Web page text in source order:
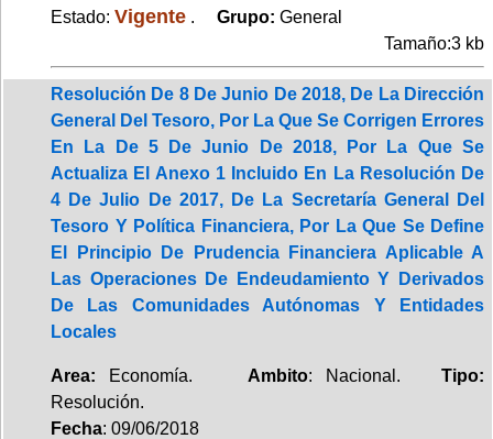
Estado: Vigente . Grupo: General
Tamaño:3 kb
Resolución De 8 De Junio De 2018, De La Dirección
General Del Tesoro, Por La Que Se Corrigen Errores
En La De 5 De Junio De 2018, Por La Que Se
Actualiza El Anexo 1 Incluido En La Resolución De
4 De Julio De 2017, De La Secretaría General Del
Tesoro Y Política Financiera, Por La Que Se Define
El Principio De Prudencia Financiera Aplicable A
Las Operaciones De Endeudamiento Y Derivados
De Las Comunidades Autónomas Y Entidades
Locales
Area: Economía. Ambito: Nacional.Tipo:
Resolución.
Fecha: 09/06/2018